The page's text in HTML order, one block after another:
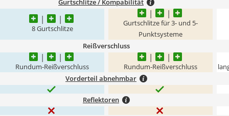
Gurtschlitze / Kompabilität
8 Gurtschlitze
Gurtschlitze für 3- und 5-
Punktsysteme
Reißverschluss
Rundum-Reißverschluss Rundum-Reißverschluss
Vorderteil abnehmbar
Reflektoren